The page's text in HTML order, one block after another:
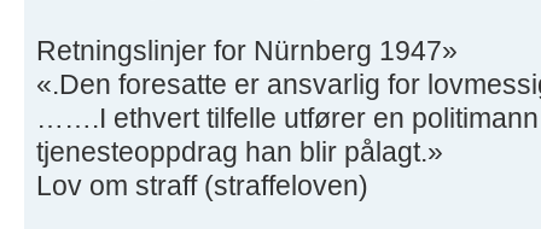
Retningslinjer for Nürnberg 1947»
«.Den foresatte er ansvarlig for
…….I ethvert tilfelle utfører en
tjenesteoppdrag han blir pålagt.»
Lov om straff (straffeloven)